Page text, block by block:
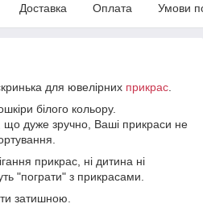
Доставка Оплата Умови
для ювелірних прикрас
білого кольору.
що дуже зручно, Ваші прикраси не
прикрас, ні дитина ні
"пограти" з прикрасами.
затишною.